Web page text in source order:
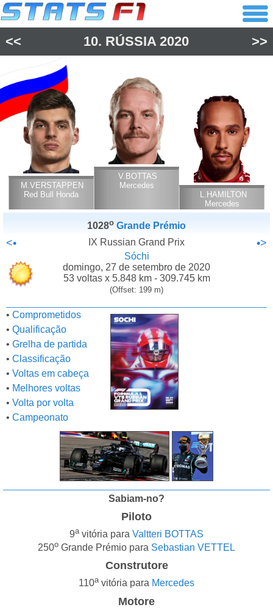
<< 10. RÚSSIA 2020 >>
M.VERSTAPPEN
Red Bull Honda
V.BOTTAS
Mercedes
L.HAMILTON
Mercedes
1028o Grande Prémio
<• IX Russian Grand Prix •>
Sóchi
domingo, 27 de setembro de 2020
53 voltas x 5.848 km - 309.745 km
(Offset: 199 m)
• Comprometidos
• Qualificação
• Grelha de partida
• Classificação
• Voltas em cabeça
• Melhores voltas
• Volta por volta
• Campeonato
Sabiam-no?
Piloto
9avitória para Valtteri BOTTAS
250o Grande Prémio para Sebastian VETTEL
Construtore
110avitória para Mercedes
Motore